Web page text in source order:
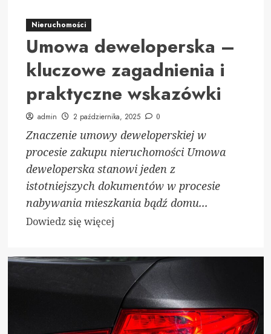
Nieruchomości
Umowa deweloperska –
kluczowe zagadnienia i
praktyczne wskazówki
admin 2 października, 2025 0
Znaczenie umowy deweloperskiej w
procesie zakupu nieruchomości Umowa
deweloperska stanowi jeden z
istotniejszych dokumentów w procesie
nabywania mieszkania bądź domu...
Dowiedz się więcejDowiedz
o
Umowa
deweloperska
–
kluczowe